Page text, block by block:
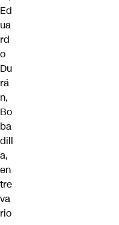
Ed
ua
rd
o
Du
rá
n,
Bo
ba
dill
a,
en
tre
va
rio